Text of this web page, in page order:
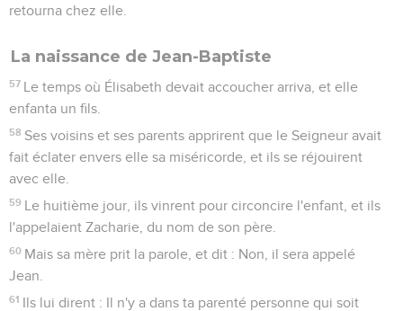
retourna chez elle.
La naissance de Jean-Baptiste
57 Le temps où Élisabeth devait accoucher arriva, et elle
enfanta un fils.
58 Ses voisins et ses parents apprirent que le Seigneur avait
fait éclater envers elle sa miséricorde, et ils se réjouirent
avec elle.
59 Le huitième jour, ils vinrent pour circoncire l'enfant, et ils
l'appelaient Zacharie, du nom de son père.
60 Mais sa mère prit la parole, et dit : Non, il sera appelé
Jean.
61 Ils lui dirent : Il n'y a dans ta parenté personne qui soit